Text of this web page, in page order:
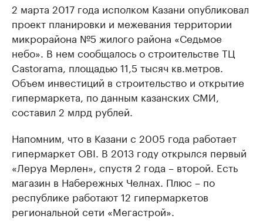
2 марта 2017 года исполком Казани опубликовал
проект планировки и межевания территории
микрорайона №5 жилого района «Седьмое
небо». В нем сообщалось о строительстве ТЦ
Castorama, площадью 11,5 тысяч кв.метров.
Объем инвестиций в строительство и открытие
гипермаркета, по данным казанских СМИ,
составил 2 млрд рублей.
Напомним, что в Казани с 2005 года работает
гипермаркет OBI. В 2013 году открылся первый
«Леруа Мерлен», спустя 2 года – второй. Есть
магазин в Набережных Челнах. Плюс – по
республике работают 12 гипермаркетов
региональной сети «Мегастрой».